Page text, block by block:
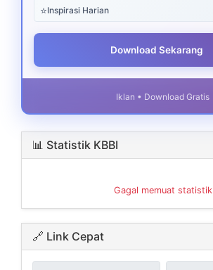
⭐Inspirasi Harian
Download Sekarang
Iklan • Download Gratis
📊 Statistik KBBI
Gagal memuat statistik
🔗 Link Cepat